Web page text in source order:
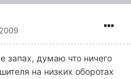
запах, думаю что ничего
на низких оборотах